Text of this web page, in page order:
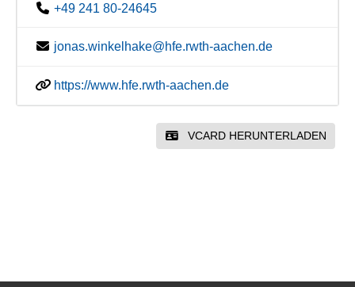
+49 241 80-24645
jonas.winkelhake@hfe.rwth-aachen.de
https://www.hfe.rwth-aachen.de
VCARD HERUNTERLADEN